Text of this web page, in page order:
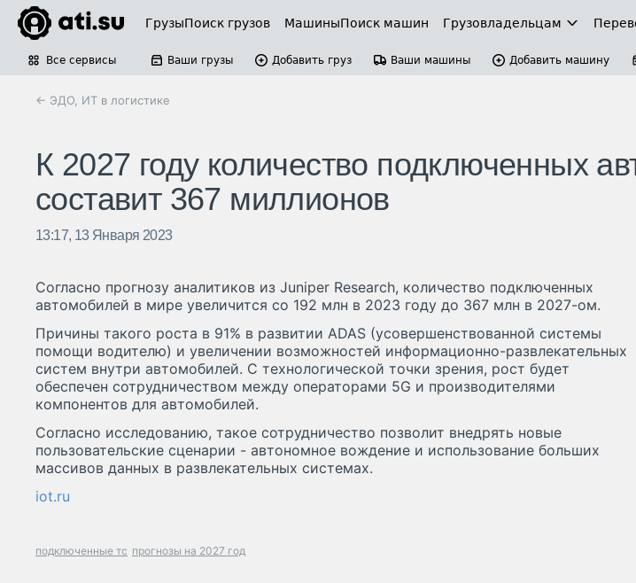
ГрузыПоиск грузов МашиныПоиск машин Грузовладельцам
Все сервисы Ваши грузы Добавить груз Ваши машины Добавить машину
← ЭДО, ИТ в логистике
К 2027 году количество подключенных
составит 367 миллионов
13:17, 13 Января 2023
Согласно прогнозу аналитиков из Juniper Research, количество подключенных
автомобилей в мире увеличится со 192 млн в 2023 году до 367 млн в 2027-ом.
Причины такого роста в 91% в развитии ADAS (усовершенствованной системы
помощи водителю) и увеличении возможностей информационно-развлекательных
систем внутри автомобилей. С технологической точки зрения, рост будет
обеспечен сотрудничеством между операторами 5G и производителями
компонентов для автомобилей.
Согласно исследованию, такое сотрудничество позволит внедрять новые
пользовательские сценарии - автономное вождение и использование больших
массивов данных в развлекательных системах.
iot.ru
подключенные тс прогнозы на 2027 год